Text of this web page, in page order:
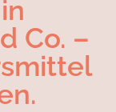
Co. –